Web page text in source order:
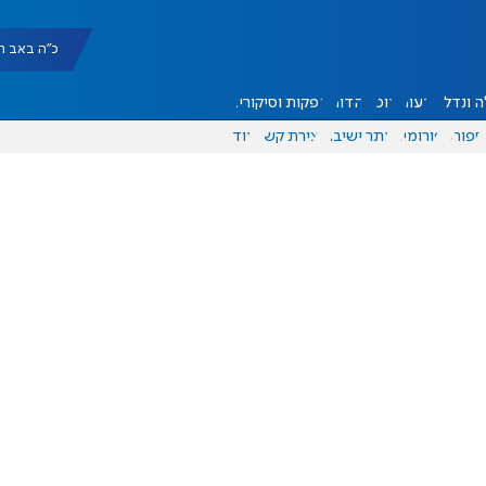
כ"ה באב תשפ"ו
ונדל"ן דעות אוכל יהדות הפקות וסיקורים
ספורט פורומים אתר ישיבה יצירת קשר עוד